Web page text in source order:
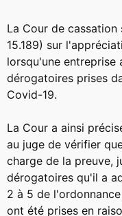
La Cour de
15.189) sur
lorsqu'une entreprise
dérogatoires prises
Covid-19.
La Cour a ainsi
au juge de vérifier
charge de la preuve,
dérogatoires qu'il a
2 à 5 de
ont été prises en